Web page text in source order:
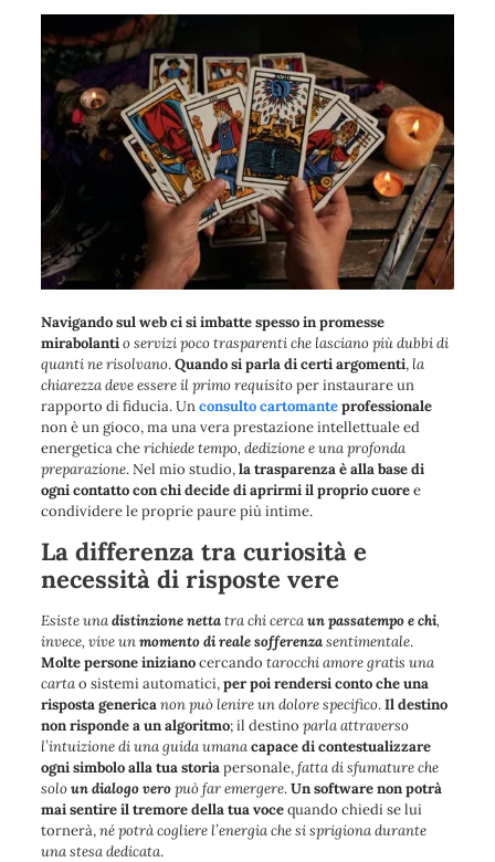
Navigando sul web ci si imbatte spesso in promesse
mirabolantio servizi poco trasparenti che lasciano più dubbi di
quanti ne risolvano.Quando si parla di certi argomenti,la
chiarezza deve essere il primo requisitoper instaurare un
rapporto di fiducia.Unconsulto cartomanteprofessionale
non è un gioco, ma una vera prestazione intellettuale ed
energetica cherichiede tempo, dedizione e una profonda
preparazione. Nel mio studio,la trasparenza è alla base di
ogni contatto con chi decide di aprirmi il proprio cuoree
condividere le proprie paure più intime.
La differenza tra curiosità e
necessità di risposte vere
Esiste unadistinzione nettatra chi cercaun passatempoe chi,
invece, vive unmomento di reale sofferenzasentimentale.
Molte persone inizianocercando tarocchi amore gratis una
cartao sistemi automatici,per poi rendersi conto che una
risposta genericanon può lenire un dolore specifico.Il destino
non risponde a un algoritmo; il destino parla attraverso
l’intuizione di una guida umanacapace di contestualizzare
ogni simbolo alla tua storiapersonale,fatta di sfumature che
soloun dialogo veropuò far emergere.Un software non potrà
mai sentire il tremore della tua vocequando chiedi se lui
tornerà,né potrà cogliere l’energia che si sprigiona durante
una stesa dedicata.